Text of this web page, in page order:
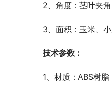
2、角度：茎叶夹
3、面积：玉米、
技术参数：
1、材质：ABS树脂